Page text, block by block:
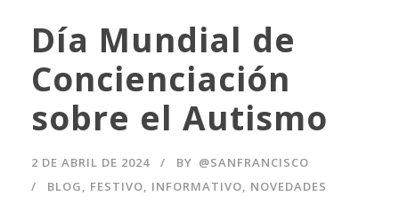
Día Mundial de
Concienciación
sobre el Autismo
2 DE ABRIL DE 2024 BY @SANFRANCISCO
BLOG, FESTIVO, INFORMATIVO, NOVEDADES